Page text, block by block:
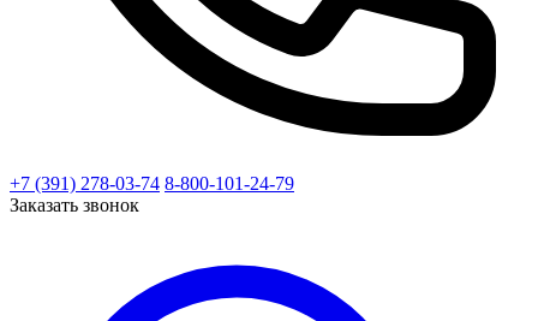
+7 (391) 278-03-74 8-800-101-24-79
Заказать звонок